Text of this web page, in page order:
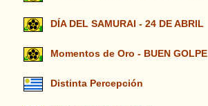
DÍA DEL SAMURAI - 24 DE ABRIL
Momentos de Oro - BUEN GOLPE
Distinta Percepción